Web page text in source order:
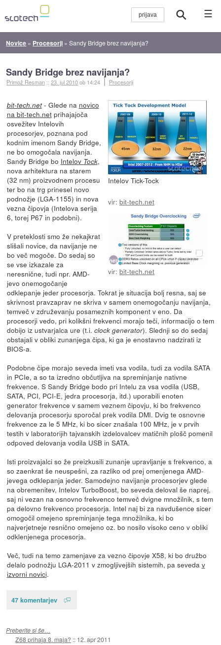
☰
Novice » Procesorji »Sandy Bridge brez navijanja?
Sandy Bridge brez navijanja?
Primož Resman ::23. jul 2010ob 14:24 Procesorji
Intelov Tick-Tock
vir: bit-tech.net
vir: bit-tech.net
bit-tech.net- Glede na novico
na bit-tech.netprihajajoča
osvežitev Intelovih
procesorjev, poznana pod
kodnim imenom Sandy Bridge,
ne bo omogočala navijanja.
Sandy Bridge bo Intelov Tock,
nova arhitektura na starem
(32 nm) proizvodnem procesu
ter bo na trg prinesel novo
podnožje (LGA-1155) in nova
vezna čipovja (Intelova serija
6, torej P67 in podobni).
V preteklosti smo že nekajkrat
slišali novice, da navijanje ne
bo več mogoče. Do sedaj so
se vse izkazale za
neresnične, tudi npr. AMD-
jevo onemogočanje
odklepanje jeder procesorja. Tokrat je situacija bolj resna, saj se
skrivnost pravzaprav ne skriva v samem onemogočanju navijanja,
temveč v združevanju posameznih komponent v eno. Da
procesorji vedo, pri kolikšni frekvenci morajo teči, informacijo o tem
dobijo iz ustvarjalca ure (t.i. clock generator). Slednji so do sedaj
obstajali v obliki zunanjega čipa, ki ga je enostavno nadzirati iz
BIOS-a.
Podobne čipe morajo seveda imeti vsa vodila, tudi za vodila SATA
in PCIe, a so ta izredno občutljiva na spreminjanje nativne
frekvence. S Sandy Bridge bodo pri Intelu za vsa vodila (USB,
SATA, PCI, PCI-E, jedra procesorja, itd.) uporabili enoten
generator frekvence v samem veznem čipovju, ki bo frekvenco
delovanja procesorju sporočal prek vodila DMI. Dvig te osnovne
frekvence za le 5 MHz, ki bo sicer znašala 100 MHz, je v prvih
testih v laboratorijih tajvanskih izdelovalcev matičnih plošč pomenil
odpoved delovanja vodila USB in SATA.
Isti proizvajalci so že preizkusili zunanje upravljanje s frekvenco, a
so zaenkrat še neuspešni, za razliko od prej omenjenega AMD-
jevega odklepanja jeder. Samodejno navijanje procesorjev glede
na obremenitev, Intelov TurboBoost, bo seveda deloval še naprej,
saj ni vezan na osnovno frekvenco temveč dvigne množilnik, s tem
pa delovno frekvenco procesorja. Intel naj bi za navdušence sicer
omogočil omejeno spreminjanje tega množilnika, ki bo
najverjetneje resnično omejeno oz. bo nosilo visoko ceno v obliki
odklenjenega procesorja.
Več, tudi na temo zamenjave za vezno čipovje X58, ki bo družbo
delalo podnožju LGA-2011 v zmogljivejših sistemih, pa seveda v
izvorni novici.
47 komentarjev
Preberite si še…
Z68 prihaja 8. maja? :: 12. apr 2011